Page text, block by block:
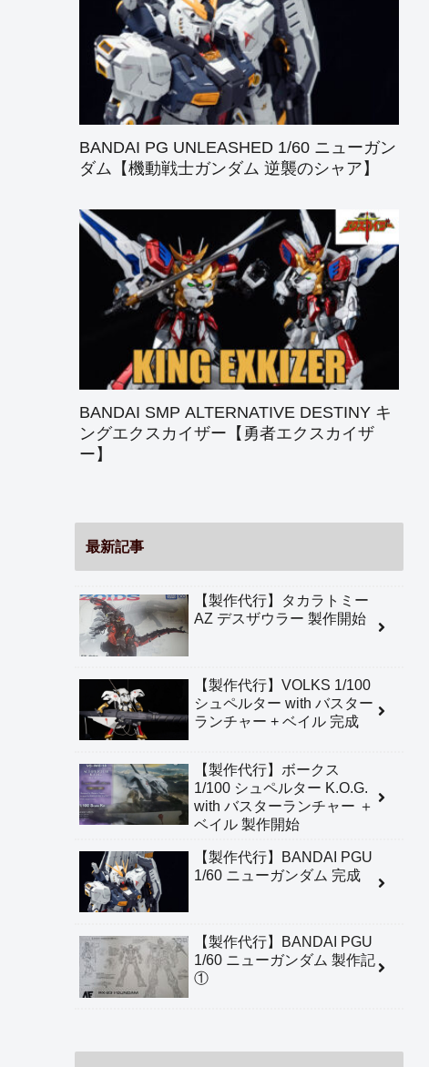
BANDAI PG UNLEASHED 1/60 ニューガン
ダム【機動戦士ガンダム 逆襲のシャア】
BANDAI SMP ALTERNATIVE DESTINY キ
ングエクスカイザー【勇者エクスカイザ
ー】
最新記事
【製作代行】タカラトミー
AZ デスザウラー 製作開始
【製作代行】VOLKS 1/100
シュペルター with バスター
ランチャー + ベイル 完成
【製作代行】ボークス
1/100 シュペルター K.O.G.
with バスターランチャー ＋
ベイル 製作開始
【製作代行】BANDAI PGU
1/60 ニューガンダム 完成
【製作代行】BANDAI PGU
1/60 ニューガンダム 製作記
①